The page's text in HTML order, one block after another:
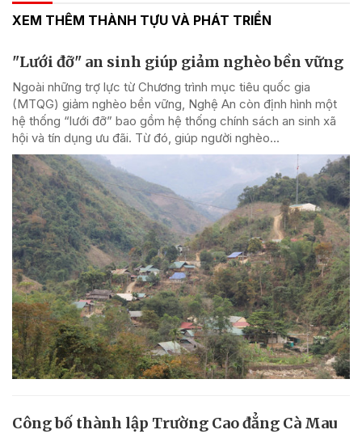
XEM THÊM THÀNH TỰU VÀ PHÁT TRIỂN
"Lưới đỡ" an sinh giúp giảm nghèo bền vững
Ngoài những trợ lực từ Chương trình mục tiêu quốc gia
(MTQG) giảm nghèo bền vững, Nghệ An còn định hình một
hệ thống “lưới đỡ” bao gồm hệ thống chính sách an sinh xã
hội và tín dụng ưu đãi. Từ đó, giúp người nghèo...
Công bố thành lập Trường Cao đẳng Cà Mau